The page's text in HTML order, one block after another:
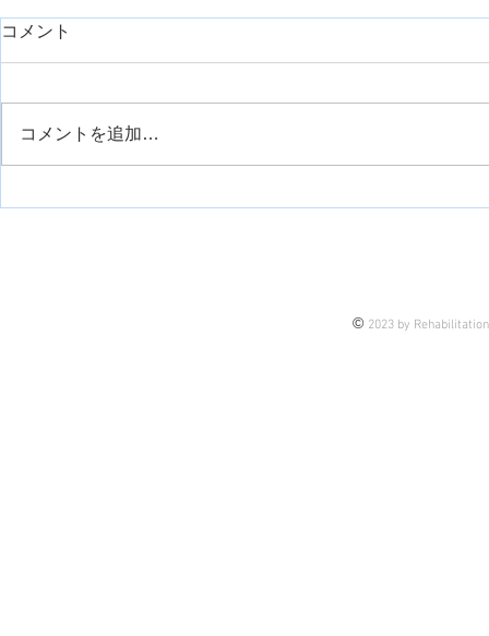
運動観察療法について
コメント
コメントを追加…
© 2023 by